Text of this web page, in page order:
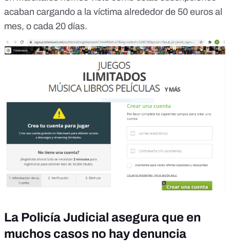
acaban cargando a la víctima alrededor de 50 euros al
mes, o cada 20 días.
La Policía Judicial asegura que en
muchos casos no hay denuncia